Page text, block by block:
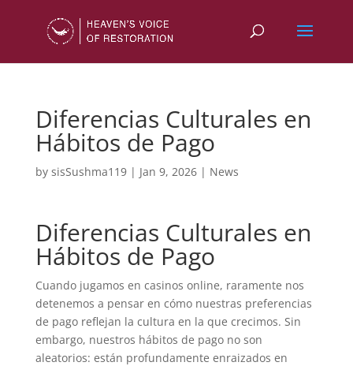
Diferencias Culturales en
Hábitos de Pago
by sisSushma119| Jan 9, 2026| News
Diferencias Culturales en
Hábitos de Pago
Cuando jugamos en casinos online, raramente nos
detenemos a pensar en cómo nuestras preferencias
de pago reflejan la cultura en la que crecimos. Sin
embargo, nuestros hábitos de pago no son
aleatorios: están profundamente enraizados en